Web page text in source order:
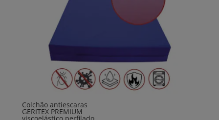
Colchão antiescaras
GERITEX PREMIUM